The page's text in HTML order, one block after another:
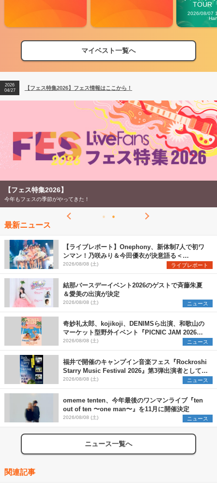
TOUR
2026/08/07
マイベスト一覧へ
【フェス特集2026】フェス情報はここから！
【ライブ動員ランキング】2026年上半期編発表！
2026
04/27
【フェス特集2026】フェス情報はここから！
2026
【ライブ動員ランキング】2026年上半期編発表！
【フェス特集2026】
今年もフェスの季節がやってきた！
最新ニュース
【ライブレポート】Onephony、新体制7人で初ワ
ンマン！乃咲みり＆今田優衣が決意語る＜
Onephony新体制1st Oneman Live はじまりの夏
＞
2026/08/08 (土) ライブレポート
結那バースデーイベント2026のゲストで斉藤朱夏
＆愛美の出演が決定
2026/08/08 (土) ニュース
奇妙礼太郎、kojikoji、DENIMSら出演、和歌山の
マーケット型野外イベント『PICNIC JAM 2026』
早割チケット発売開始
2026/08/08 (土) ニュース
福井で開催のキャンプイン音楽フェス『Rockroshi
Starry Music Festival 2026』第3弾出演者として
SCOOBIE DO、かりゆし58、Reiを発表
2026/08/08 (土) ニュース
omeme tenten、今年最後のワンマンライブ『ten
out of ten 〜one man〜』を11月に開催決定
2026/08/08 (土) ニュース
ニュース一覧へ
関連記事